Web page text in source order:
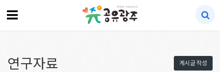
게시글 작성
연구자료